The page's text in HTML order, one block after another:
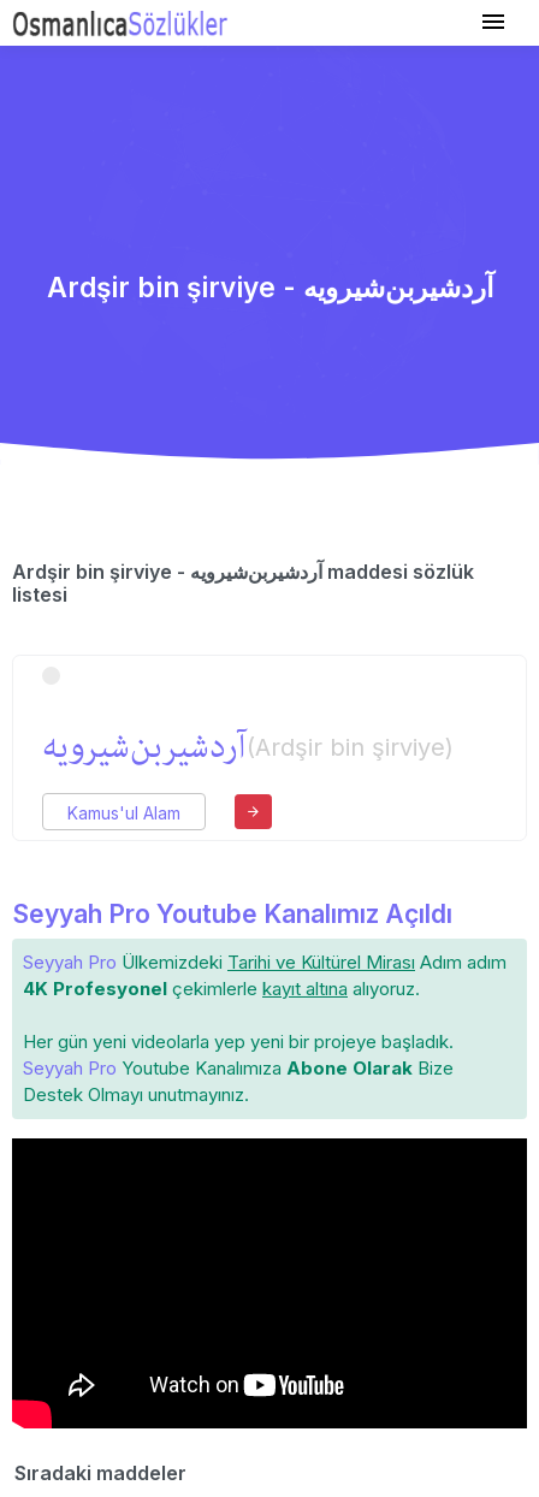
Ardşir bin şirviye - آردشیربن‌شیرویه
Ardşir bin şirviye - آردشیربن‌شیرویه maddesi sözlük
listesi
آردشیربن‌شیرویه(Ardşir bin şirviye)
Kamus'ul Alam
Seyyah Pro Youtube Kanalımız Açıldı
Seyyah Pro Ülkemizdeki Tarihi ve Kültürel Mirası Adım adım
4K Profesyonel çekimlerle kayıt altına alıyoruz.
Her gün yeni videolarla yep yeni bir projeye başladık.
Seyyah Pro Youtube Kanalımıza Abone Olarak Bize
Destek Olmayı unutmayınız.
Sıradaki maddeler